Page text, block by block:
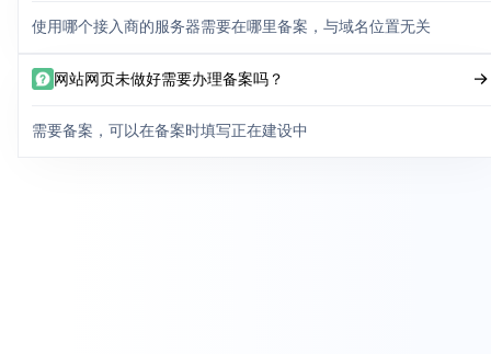
使用哪个接入商的服务器需要在哪里备案，与域名位置无关
网站网页未做好需要办理备案吗？
需要备案，可以在备案时填写正在建设中